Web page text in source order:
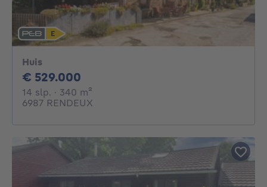
Huis
€ 529.000
14 slp. 14 slaapkamers
· 340 m²
6987 RENDEUX